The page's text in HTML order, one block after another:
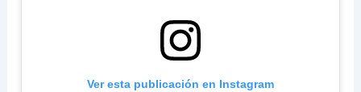
Ver esta publicación en Instagram